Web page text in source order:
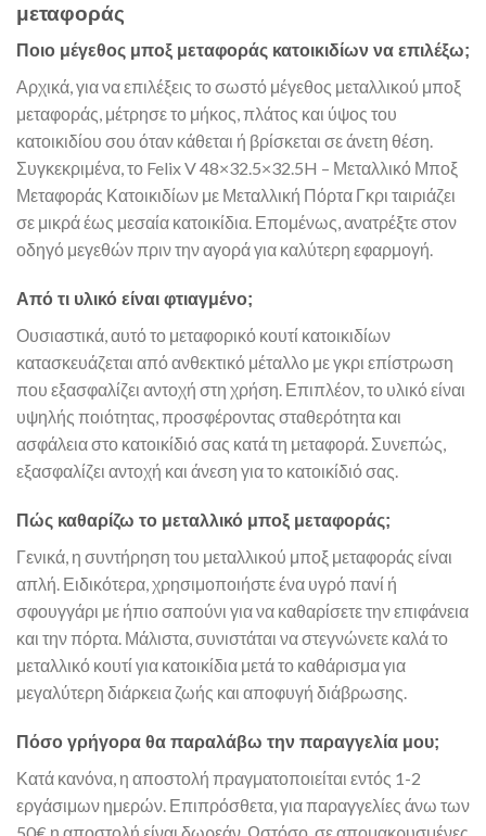
μεταφοράς
Ποιο μέγεθος μποξ μεταφοράς κατοικιδίων να επιλέξω;
Αρχικά, για να επιλέξεις το σωστό μέγεθος μεταλλικού μποξ
μεταφοράς, μέτρησε το μήκος, πλάτος και ύψος του
κατοικιδίου σου όταν κάθεται ή βρίσκεται σε άνετη θέση.
Συγκεκριμένα, το Felix V 48×32.5×32.5H – Μεταλλικό Μποξ
Μεταφοράς Κατοικιδίων με Μεταλλική Πόρτα Γκρι ταιριάζει
σε μικρά έως μεσαία κατοικίδια. Επομένως, ανατρέξτε στον
οδηγό μεγεθών πριν την αγορά για καλύτερη εφαρμογή.
Από τι υλικό είναι φτιαγμένο;
Ουσιαστικά, αυτό το μεταφορικό κουτί κατοικιδίων
κατασκευάζεται από ανθεκτικό μέταλλο με γκρι επίστρωση
που εξασφαλίζει αντοχή στη χρήση. Επιπλέον, το υλικό είναι
υψηλής ποιότητας, προσφέροντας σταθερότητα και
ασφάλεια στο κατοικίδιό σας κατά τη μεταφορά. Συνεπώς,
εξασφαλίζει αντοχή και άνεση για το κατοικίδιό σας.
Πώς καθαρίζω το μεταλλικό μποξ μεταφοράς;
Γενικά, η συντήρηση του μεταλλικού μποξ μεταφοράς είναι
απλή. Ειδικότερα, χρησιμοποιήστε ένα υγρό πανί ή
σφουγγάρι με ήπιο σαπούνι για να καθαρίσετε την επιφάνεια
και την πόρτα. Μάλιστα, συνιστάται να στεγνώνετε καλά το
μεταλλικό κουτί για κατοικίδια μετά το καθάρισμα για
μεγαλύτερη διάρκεια ζωής και αποφυγή διάβρωσης.
Πόσο γρήγορα θα παραλάβω την παραγγελία μου;
Κατά κανόνα, η αποστολή πραγματοποιείται εντός 1-2
εργάσιμων ημερών. Επιπρόσθετα, για παραγγελίες άνω των